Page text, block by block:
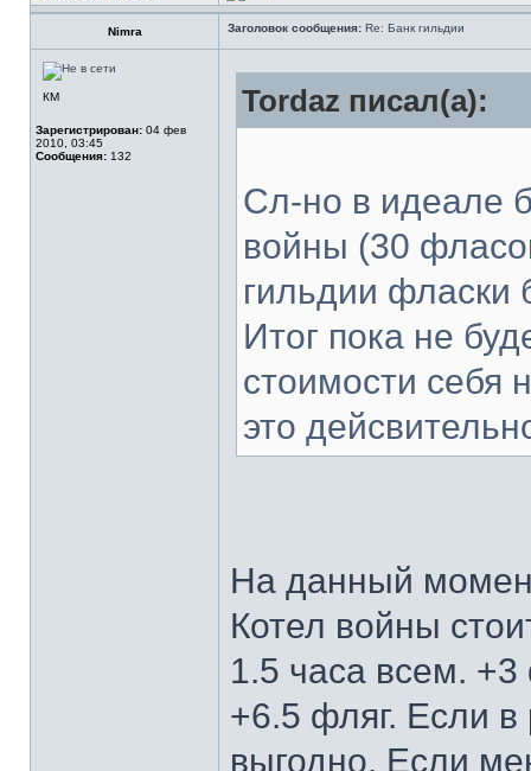
Nimra Заголовок сообщения: Re: Банк гильдии
КМ
Зарегистрирован: 04 фев
2010, 03:45
Сообщения: 132
Tordaz писал(а):
Сл-но в идеале
войны (30
гильдии фласки
Итог пока не
стоимости себя
это
На данный
Котел войны
1.5 часа всем.
+6.5 фляг. Если
выгодно. Если